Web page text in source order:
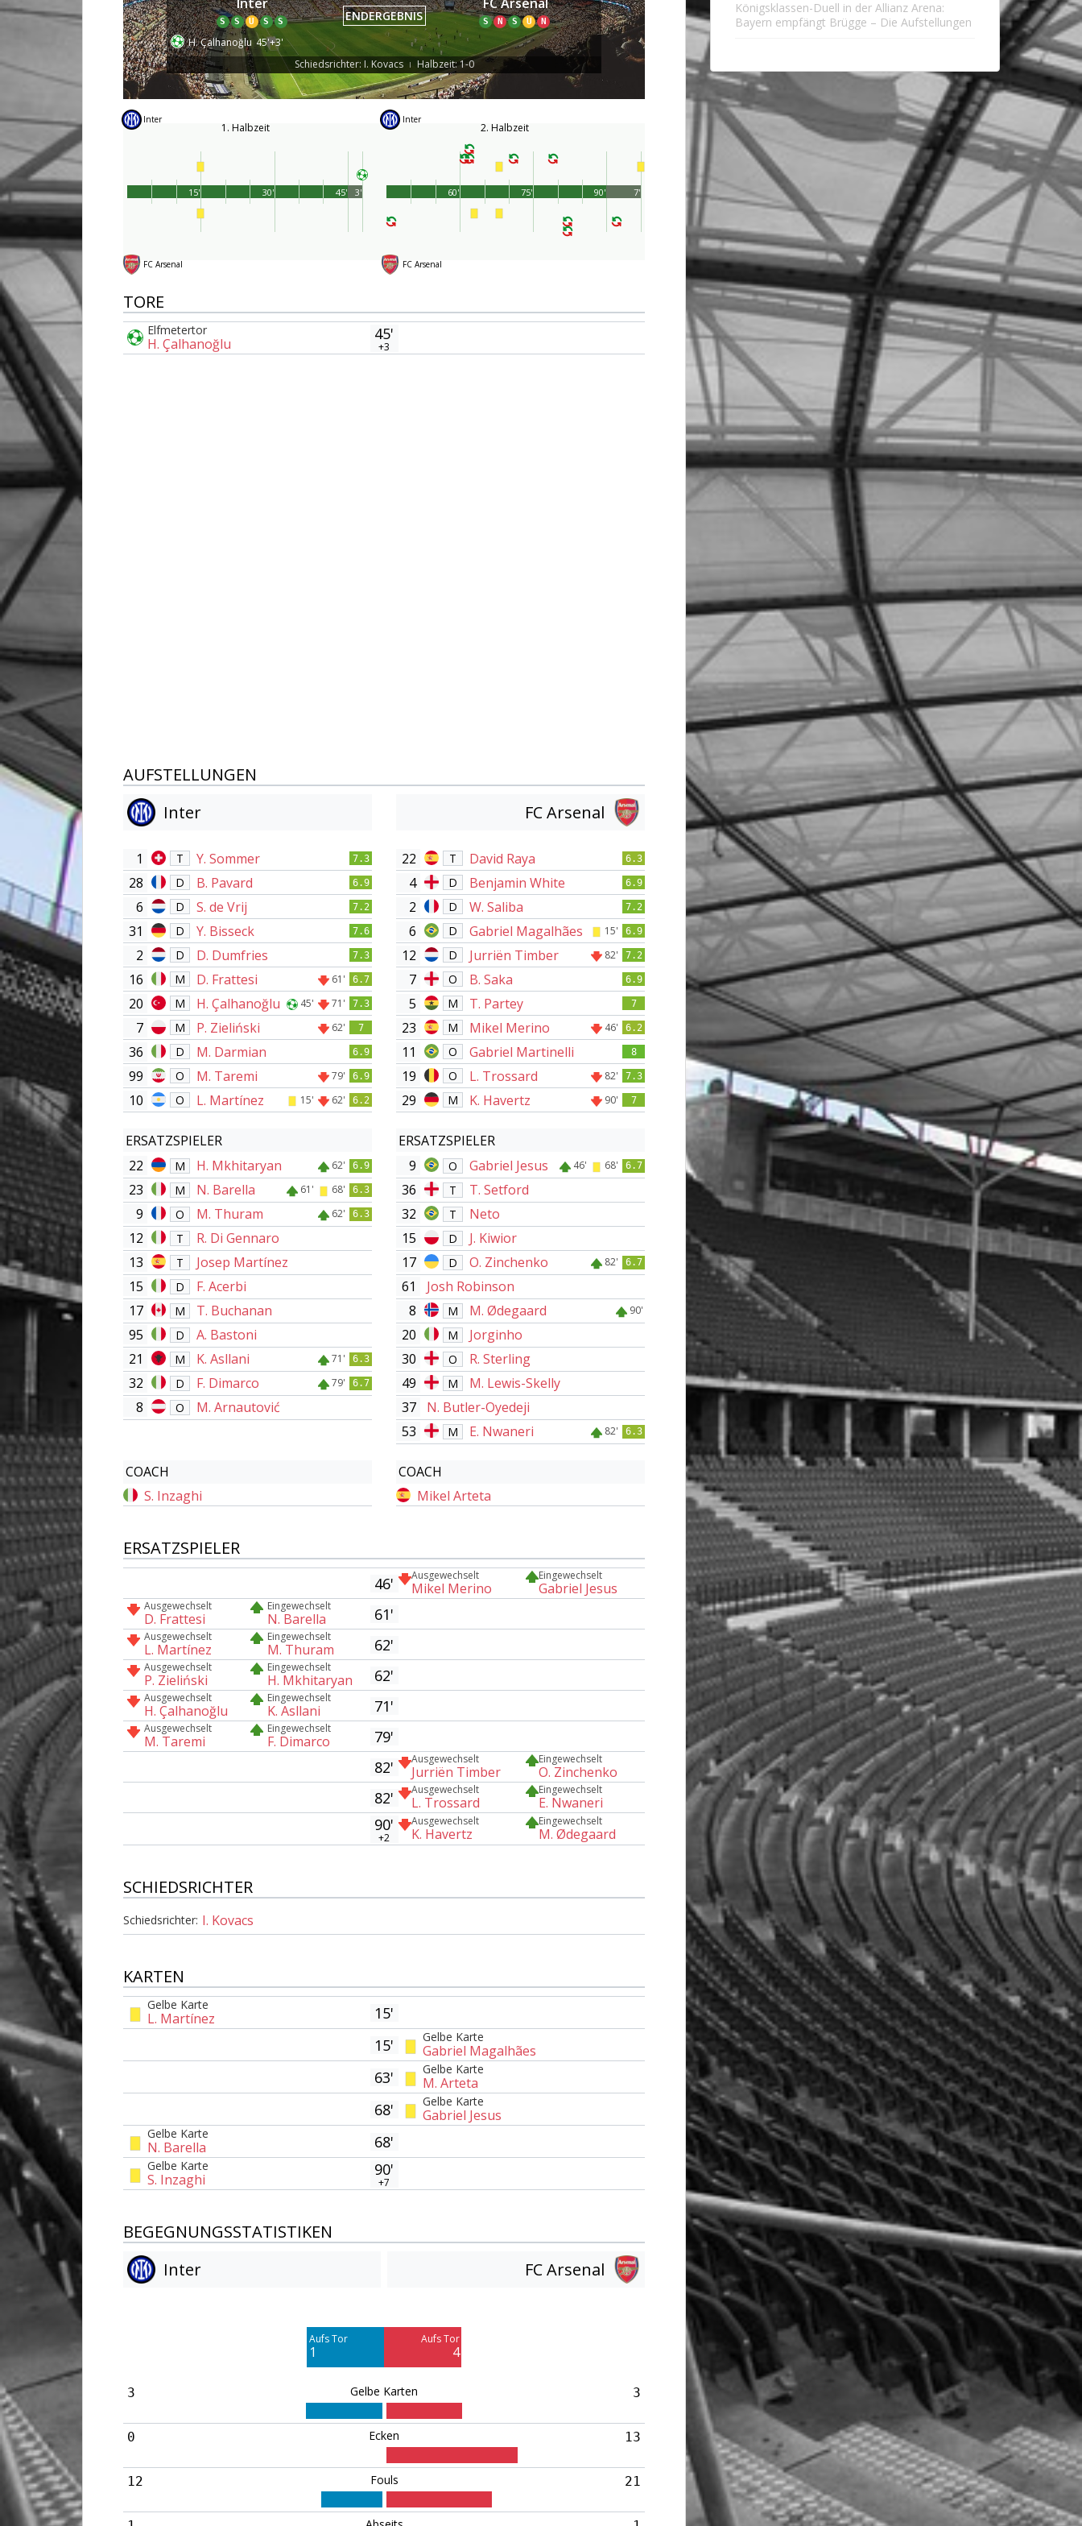
S S U S S ENDERGEBNIS S N S U N
H. Çalhanoğlu 45'+3'
Schiedsrichter: I. Kovacs
| Halbzeit: 1-0
Inter
1. Halbzeit
FC Arsenal
45'
15' 30' 3'
Inter
2. Halbzeit
FC Arsenal
90'
60' 75' 7'
TORE
Elfmetertor
H. Çalhanoğlu
45'
+3
AUFSTELLUNGEN
Inter
1 T Y. Sommer 7.3
28 D B. Pavard 6.9
6 D S. de Vrij 7.2
31 D Y. Bisseck 7.6
2 D D. Dumfries 7.3
16 M D. Frattesi 61' 6.7
20 M H. Çalhanoğlu 45' 71' 7.3
7 M P. Zieliński 62' 7
36 D M. Darmian 6.9
99 O M. Taremi 79' 6.9
10 O L. Martínez 15' 62' 6.2
ERSATZSPIELER
22
M H. Mkhitaryan 62' 6.9
23 M N. Barella 61' 68' 6.3
9 O M. Thuram 62' 6.3
12 T
R. Di Gennaro
13
T
Josep Martínez
15
D
F. Acerbi
17
M
T. Buchanan
95
D
A. Bastoni
21
M K. Asllani 71' 6.3
32 D F. Dimarco 79' 6.7
8 O M. Arnautović
COACH
S. Inzaghi
FC Arsenal
22 T David Raya 6.3
4 D Benjamin White 6.9
2 D W. Saliba 7.2
6 D Gabriel Magalhães 15' 6.9
12 D Jurriën Timber 82' 7.2
7 O B. Saka 6.9
5 M T. Partey 7
23 M Mikel Merino 46' 6.2
11 O Gabriel Martinelli 8
19 O L. Trossard 82' 7.3
29 M K. Havertz 90' 7
ERSATZSPIELER
9
O Gabriel Jesus 46' 68' 6.7
36 T
T. Setford
32
T
Neto
15
D
J. Kiwior
17
D O. Zinchenko 82' 6.7
61
Josh Robinson
8
M M. Ødegaard 90'
20 M
Jorginho
30
O
R. Sterling
49
M
M. Lewis-Skelly
37
N. Butler-Oyedeji
53
M E. Nwaneri 82' 6.3
COACH
Mikel Arteta
ERSATZSPIELER
46' Ausgewechselt
Mikel Merino
Eingewechselt
Gabriel Jesus
Ausgewechselt
D. Frattesi
Eingewechselt
N. Barella 61'
Ausgewechselt
L. Martínez
Eingewechselt
M. Thuram 62'
Ausgewechselt
P. Zieliński
Eingewechselt
H. Mkhitaryan 62'
Ausgewechselt
H. Çalhanoğlu
Eingewechselt
K. Asllani 71'
Ausgewechselt
M. Taremi
Eingewechselt
F. Dimarco
79'
82'
Ausgewechselt
Jurriën Timber
Eingewechselt
O. Zinchenko
82' Ausgewechselt
L. Trossard
Eingewechselt
E. Nwaneri
90'
+2
Ausgewechselt
K. Havertz
Eingewechselt
M. Ødegaard
SCHIEDSRICHTER
Schiedsrichter: I. Kovacs
KARTEN
Gelbe Karte
L. Martínez
15'
15'
Gelbe Karte
Gabriel Magalhães
63' Gelbe Karte
M. Arteta
68' Gelbe Karte
Gabriel Jesus
Gelbe Karte
N. Barella 68'
Gelbe Karte
S. Inzaghi
90'
+7
BEGEGNUNGSSTATISTIKEN
Inter
FC Arsenal
Aufs Tor
1
Aufs Tor
4
3 Gelbe Karten 3
0 Ecken 13
12 Fouls 21
Königsklassen-Duell in der Allianz Arena:
Bayern empfängt Brügge – Die Aufstellungen